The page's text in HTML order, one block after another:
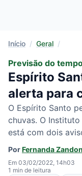
Início / Geral /
Previsão do
Espírito
alerta para
O Espírito Santo
chuvas. O
está com dois
PorFernanda
Em 03/02/2022, 14h03
1 min de leitura